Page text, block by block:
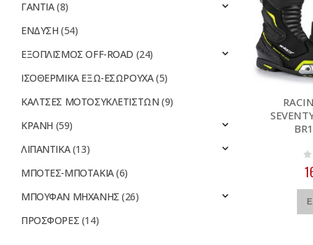
0
ΓΑΝΤΙΑ(8)
ΕΝΔΥΣΗ (54)
ΕΞΟΠΛΙΣΜΟΣ OFF-ROAD (24)
ΙΣΟΘΕΡΜΙΚΑ ΕΞΩ-ΕΣΩΡΟΥΧΑ(5)
ΚΑΛΤΣΕΣ ΜΟΤΟΣΥΚΛΕΤΙΣΤΩΝ (9)
ΚΡΑΝΗ (59)
ΛΙΠΑΝΤΙΚΑ(13)
ΜΠΟΤΕΣ-ΜΠΟΤΑΚΙΑ(6)
ΜΠΟΥΦΑΝ ΜΗΧΑΝΗΣ (26)
ΠΡΟΣΦΟΡΕΣ (14)